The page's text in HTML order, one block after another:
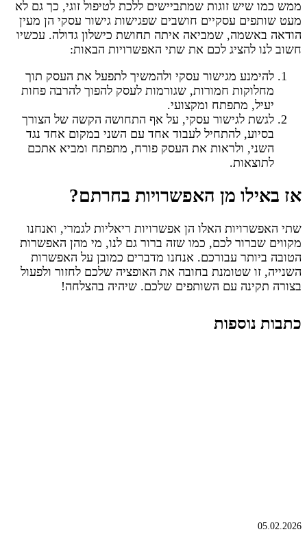
ממש כמו שיש זוגות שמתביישים ללכת לטיפול זוגי, כך גם לא
מעט שותפים עסקיים חושבים שפגישות גישור עסקי הן מעין
הודאה באשמה, שמביאה איתה תחושת כישלון גדולה. עכשיו
חשוב לנו להציג לכם את שתי האפשרויות הבאות:
להימנע מגישור עסקי ולהמשיך לתפעל את העסק תוך
מחלוקות חמורות, שגורמות לעסק להפוך להרבה פחות
יעיל, מתפתח ומקצועי.
לגשת לגישור עסקי, על אף התחושה הקשה של הצורך
בסיוע, להתחיל לעבוד אחד עם השני במקום אחד נגד
השני, ולראות את העסק פורח, מתפתח ומביא אתכם
לתוצאות.
אז באילו מן האפשרויות בחרתם?
שתי האפשרויות האלו הן אפשרויות ריאליות לגמרי, ואנחנו
מקווים שברור לכם, כמו שזה ברור גם לנו, מי מהן האפשרות
הטובה ביותר עבורכם. אנחנו מדברים כמובן על האפשרות
השנייה, זו שטומנת בחובה את האופציה שלכם לחזור ולפעול
בצורה תקינה עם השותפים שלכם. שיהיה בהצלחה!
כתבות נוספות
05.02.2026